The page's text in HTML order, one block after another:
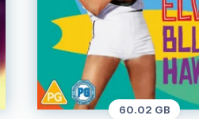
60.02 GB